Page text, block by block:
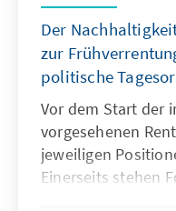
Der
zur
politische
Vor dem Start der
vorgesehenen
jeweiligen
Einerseits stehen